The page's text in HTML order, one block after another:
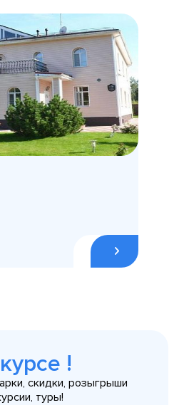
!
скидки, розыгрыши
туры!